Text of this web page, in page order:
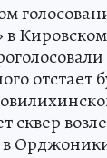
в
отстает
сквер